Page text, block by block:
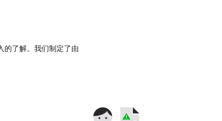
的了解。我们制定了由